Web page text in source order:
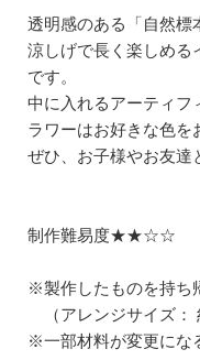
透明感のある「自然標
涼しげで長く楽しめる
です。
中に入れるアーティフ
ラワーはお好きな色を
ぜひ、お子様やお友達
制作難易度★★☆☆
※製作したものを持ち
（アレンジサイズ：
※一部材料が変更にな